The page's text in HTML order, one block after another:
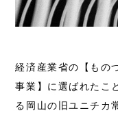
経済産業省の【もの
事業】に選ばれたこ
る岡山の旧ユニチカ